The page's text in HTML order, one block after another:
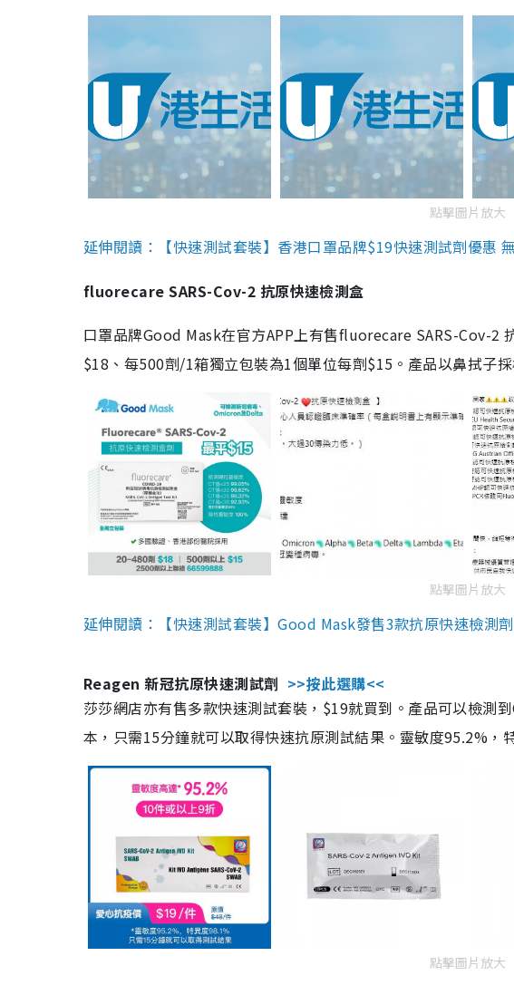
點擊圖片放大
延伸閱讀：【快速測試套裝】香港口罩品牌$19快速測試劑優惠
fluorecare SARS-Cov-2 抗原快速檢測盒
口罩品牌Good Mask在官方APP上有售fluorecare SARS-Cov-2
$18、每500劑/1箱獨立包裝為1個單位每劑$15。產品以鼻拭子
點擊圖片放大
延伸閱讀：【快速測試套裝】Good Mask發售3款抗原快速檢測
Reagen 新冠抗原快速測試劑 >>按此選購<<
莎莎網店亦有售多款快速測試套裝，$19就買到。產品可以檢
本，只需15分鐘就可以取得快速抗原測試結果。靈敏度95.2%，
點擊圖片放大